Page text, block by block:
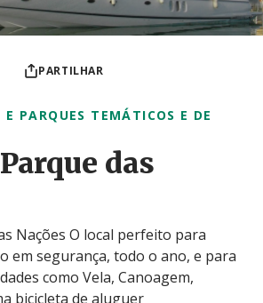
PARTILHAR
PARQUES TEMÁTICOS E DE
das
Nações O local perfeito para
em segurança, todo o ano, e para
como Vela, Canoagem,
bicicleta de aluguer